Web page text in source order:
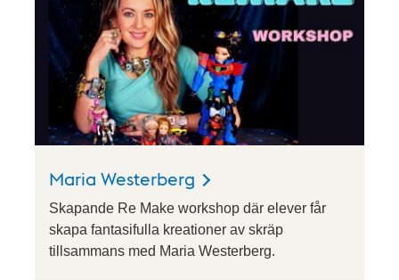
Maria Westerberg
Skapande Re Make workshop där elever får
skapa fantasifulla kreationer av skräp
tillsammans med Maria Westerberg.